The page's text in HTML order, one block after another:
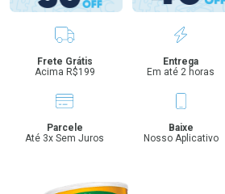
Benefícios
Frete Grátis
Acima R$199
Entrega
Em até 2 horas
Parcele
Até 3x Sem Juros
Baixe
Nosso Aplicativo